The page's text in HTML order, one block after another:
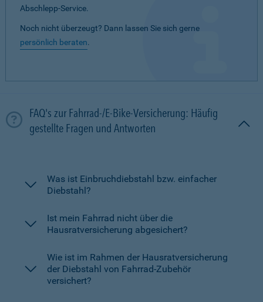
Abschlepp-Service.
Noch nicht überzeugt? Dann lassen Sie sich gerne
persönlich beraten.
FAQ's zur Fahrrad-/E-Bike-Versicherung: Häufig
gestellte Fragen und Antworten
Was ist Einbruchdiebstahl bzw. einfacher
Diebstahl?
Ist mein Fahrrad nicht über die
Hausratversicherung abgesichert?
Wie ist im Rahmen der Hausratversicherung
der Diebstahl von Fahrrad-Zubehör
versichert?